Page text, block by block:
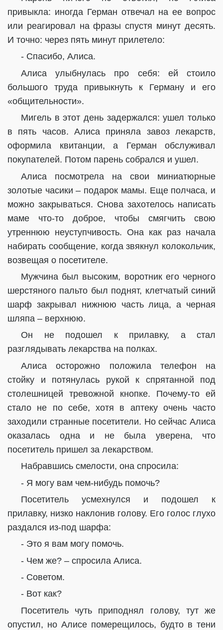
привыкла: иногда Герман отвечал на ее вопрос
или реагировал на фразы спустя минут десять.
И точно: через пять минут прилетело:
- Спасибо, Алиса.
Алиса улыбнулась про себя: ей стоило
большого труда привыкнуть к Герману и его
«общительности».
Мигель в этот день задержался: ушел только
в пять часов. Алиса приняла завоз лекарств,
оформила квитанции, а Герман обслуживал
покупателей. Потом парень собрался и ушел.
Алиса посмотрела на свои миниатюрные
золотые часики – подарок мамы. Еще полчаса, и
можно закрываться. Снова захотелось написать
маме что-то доброе, чтобы смягчить свою
утреннюю неуступчивость. Она как раз начала
набирать сообщение, когда звякнул колокольчик,
возвещая о посетителе.
Мужчина был высоким, воротник его черного
шерстяного пальто был поднят, клетчатый синий
шарф закрывал нижнюю часть лица, а черная
шляпа – верхнюю.
Он не подошел к прилавку, а стал
разглядывать лекарства на полках.
Алиса осторожно положила телефон на
стойку и потянулась рукой к спрятанной под
столешницей тревожной кнопке. Почему-то ей
стало не по себе, хотя в аптеку очень часто
заходили странные посетители. Но сейчас Алиса
оказалась одна и не была уверена, что
посетитель пришел за лекарством.
Набравшись смелости, она спросила:
- Я могу вам чем-нибудь помочь?
Посетитель усмехнулся и подошел к
прилавку, низко наклонив голову. Его голос глухо
раздался из-под шарфа:
- Это я вам могу помочь.
- Чем же? – спросила Алиса.
- Советом.
- Вот как?
Посетитель чуть приподнял голову, тут же
опустил, но Алисе померещилось, будто в тени